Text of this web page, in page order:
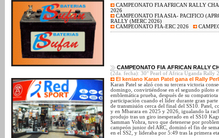
CAMPEONATO FIA AFRICAN RALLY
2026
CAMPEONATO FIA ASIA- PACIFICO
RALLY (MERC 2026)
CAMPEONATO FIA-ERC 2026
CAMPEONATO FIA AFRICAN RALLY
(2da. fecha): 30° Pearl of Africa Uganda Rally
El keniano Karan Patel gana el Rally
Karan Patel se alzó con su tercera victoria
domingo, convirtiéndose en el segundo piloto
emblemática prueba, después de su
participación cuando el líder durante gran
de transmisión cerca del final del SS10. Patel,
y en Mbarara en 2025 y 2026, igualando la
produjo tras un giro inesperado en el SS10
Samman Vohra, tuvo que detenerse por
campeón junior del ARC, dominó el fin de
en el SS2, y lideraba por 5:49 tras la primera